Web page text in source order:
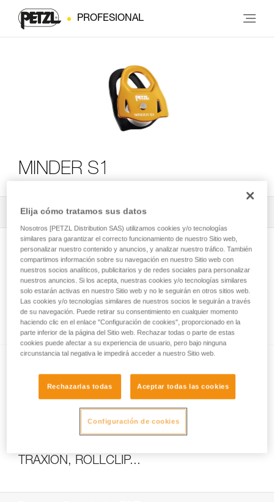
PROFESIONAL
MINDER S1
Todos los contenidos técnicos
Cómo calcular la relación del polipasto
Ensayos de eficacia y rendimiento de
TRAXION, ROLLCLIP...
Elija cómo tratamos sus datos
Nosotros [PETZL Distribution SAS) utilizamos cookies y/o tecnologías
similares para garantizar el correcto funcionamiento de nuestro Sitio web,
personalizar nuestro contenido y anuncios, y analizar nuestro tráfico. También
compartimos información sobre su navegación en nuestro Sitio web con
nuestros socios analíticos, publicitarios y de redes sociales para personalizar
nuestros anuncios. Si los acepta, nuestras cookies y/o tecnologías similares
solo estarán activas en nuestro Sitio web y no le seguirán en otros sitios web.
Las cookies y/o tecnologías similares de nuestros socios le seguirán a través
de su navegación. Puede retirar su consentimiento en cualquier momento
haciendo clic en el enlace "Configuración de cookies", proporcionado en la
parte inferior de la página del Sitio web. Rechazar todas o parte de estas
cookies puede afectar a su experiencia de usuario, pero bajo ninguna
circunstancia tal negativa le impedirá acceder a nuestro Sitio web.
Rechazarlas todas Aceptar todas las cookies
Configuración de cookies